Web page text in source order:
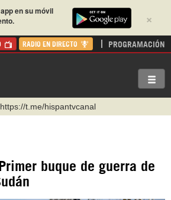
×
en su móvil
RADIO EN DIRECTO PROGRAMACIÓN
https://t.me/hispantvcanal
Instagram como: hispan_tv
https://www.facebook.com/Nexolatino.Canal
buque de guerra de